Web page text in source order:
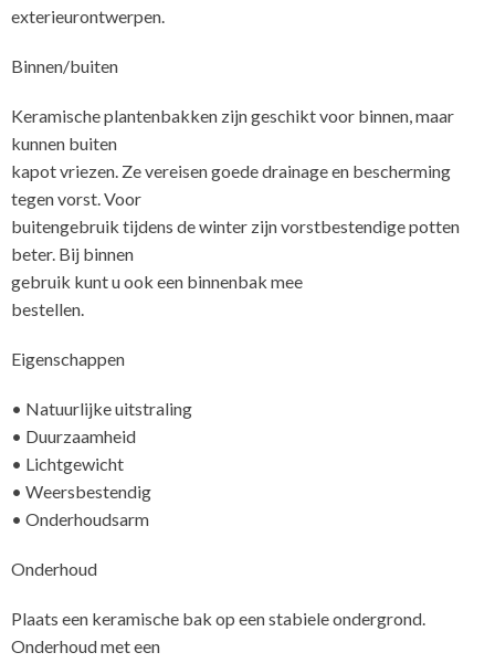
exterieurontwerpen.
Binnen/buiten
Keramische plantenbakken zijn geschikt voor binnen, maar
kunnen buiten
kapot vriezen. Ze vereisen goede drainage en bescherming
tegen vorst. Voor
buitengebruik tijdens de winter zijn vorstbestendige potten
beter. Bij binnen
gebruik kunt u ook een binnenbak mee
Eigenschappen
• Natuurlijke uitstraling
• Duurzaamheid
• Lichtgewicht
• Weersbestendig
• Onderhoudsarm
Onderhoud
Plaats een keramische bak op een stabiele ondergrond.
Onderhoud met een